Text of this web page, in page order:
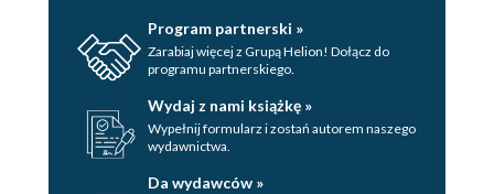
Program partnerski »
Zarabiaj więcej z Grupą Helion! Dołącz do
programu partnerskiego.
Wydaj z nami książkę »
Wypełnij formularz i zostań autorem naszego
wydawnictwa.
Da wydawców »